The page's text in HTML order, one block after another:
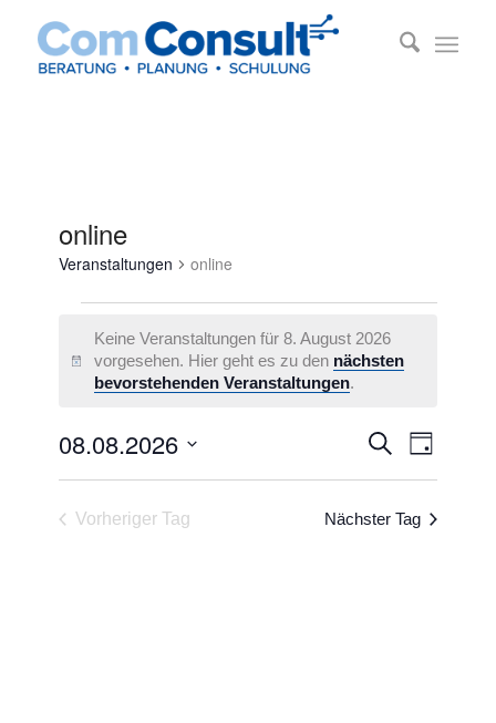
online
Veranstaltungen online
für
2026
Hinweis
Keine Veranstaltungen für 8. August 2026
vorgesehen. Hier geht es zu den nächsten
bevorstehenden Veranstaltungen.
Suche
und
SucheTag
08.08.2026
Datum
Vorheriger Tag Nächster Tag